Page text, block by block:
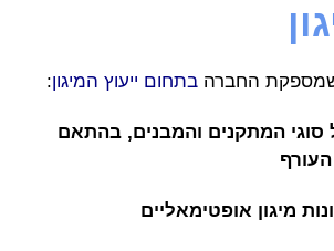
שמספקת החברה בתחום ייעוץ המיגון:
סוגי המתקנים והמבנים, בהתאם
מיגון אופטימאליים